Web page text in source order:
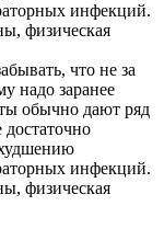
инфекций.
физическая
что не за
надо заранее
обычно дают ряд
инфекций.
физическая